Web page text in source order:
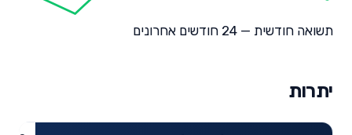
תשואה חודשית — 24 חודשים אחרונים
יתרות